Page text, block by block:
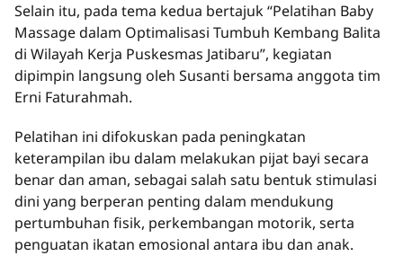
Selain itu, pada tema kedua bertajuk “Pelatihan Baby
Massage dalam Optimalisasi Tumbuh Kembang Balita
di Wilayah Kerja Puskesmas Jatibaru”, kegiatan
dipimpin langsung oleh Susanti bersama anggota tim
Erni Faturahmah.
Pelatihan ini difokuskan pada peningkatan
keterampilan ibu dalam melakukan pijat bayi secara
benar dan aman, sebagai salah satu bentuk stimulasi
dini yang berperan penting dalam mendukung
pertumbuhan fisik, perkembangan motorik, serta
penguatan ikatan emosional antara ibu dan anak.